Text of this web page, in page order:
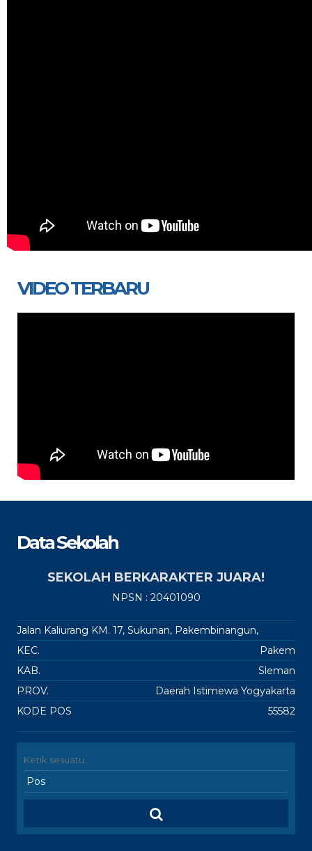
VIDEO TERBARU
Data Sekolah
SEKOLAH BERKARAKTER JUARA!
NPSN : 20401090
Jalan Kaliurang KM. 17, Sukunan, Pakembinangun,
KEC.
Pakem
KAB.
Sleman
PROV.
Daerah Istimewa Yogyakarta
KODE POS
55582